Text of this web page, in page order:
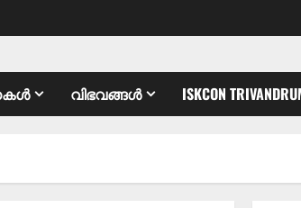
വിഭവങ്ങൾ ISKCON